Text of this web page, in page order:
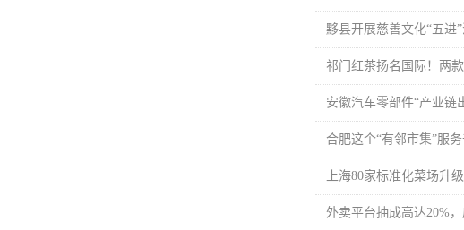
黟县开展慈善文化“五进
祁门红茶扬名国际！两
安徽汽车零部件“产业链
合肥这个“有邻市集”服
上海80家标准化菜场升
外卖平台抽成高达20%，